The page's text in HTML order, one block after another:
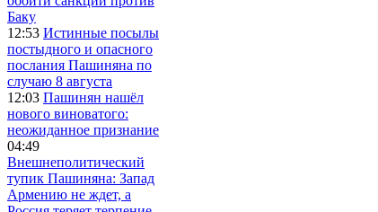
Баку
12:53 Истинные посылы
постыдного и опасного
послания Пашиняна по
случаю 8 августа
12:03 Пашинян нашёл
нового виноватого:
неожиданное признание
04:49
Внешнеполитический
тупик Пашиняна: Запад
Армению не ждет, а